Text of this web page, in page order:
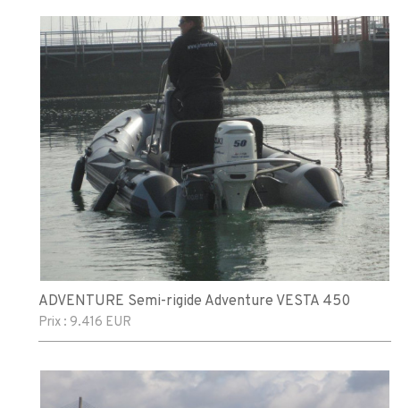
ADVENTURE Semi-rigide Adventure VESTA 450
Prix : 9.416 EUR